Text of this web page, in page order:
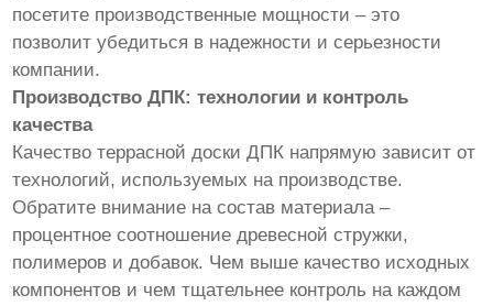
посетите производственные мощности – это
позволит убедиться в надежности и серьезности
компании.
Производство ДПК: технологии и контроль
качества
Качество террасной доски ДПК напрямую зависит от
технологий, используемых на производстве.
Обратите внимание на состав материала –
процентное соотношение древесной стружки,
полимеров и добавок. Чем выше качество исходных
компонентов и чем тщательнее контроль на каждом